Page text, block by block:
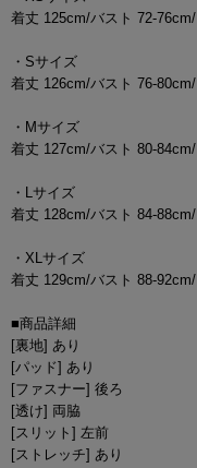
着丈 125cm/バスト 72-
・Sサイズ
着丈 126cm/バスト 76-
・Mサイズ
着丈 127cm/バスト 80-
・Lサイズ
着丈 128cm/バスト 84-
・XLサイズ
着丈 129cm/バスト 88-
■商品詳細
[裏地] あり
[パッド] あり
[ファスナー] 後ろ
[透け] 両脇
[スリット] 左前
[ストレッチ] あり